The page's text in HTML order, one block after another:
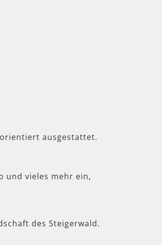
ausgestattet.
und vieles mehr ein,
des Steigerwald.